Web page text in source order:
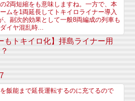
2両短縮をも意味しますね。一方で、本
ムを1両延長してトキイロライナー導入
、副次的効果として一般8両編成の列車も
イヤ混乱時...
もトキイロ化】拝島ライナー用
飯能まで延長運転するのに充てるので